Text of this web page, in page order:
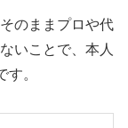
のままプロや代
いことで、本人
。